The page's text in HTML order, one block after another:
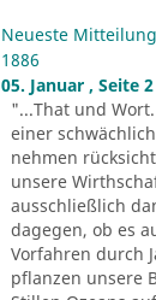
Neueste
1886
05. Januar , Seite 2
"...That und
einer
nehmen
unsere
ausschließlich
dagegen, ob es
Vorfahren durch
pflanzen unsere